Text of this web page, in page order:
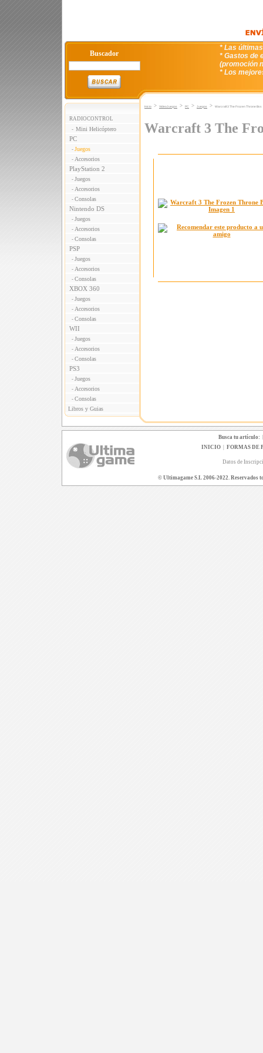
Buscador
* Las
* Gastos de
(promoción
* Los
RADIOCONTROL
- Mini Helicóptero
PC
- Juegos
- Accesorios
PlayStation 2
- Juegos
- Accesorios
- Consolas
Nintendo DS
- Juegos
- Accesorios
- Consolas
PSP
- Juegos
- Accesorios
- Consolas
XBOX 360
- Juegos
- Accesorios
- Consolas
WII
- Juegos
- Accesorios
- Consolas
PS3
- Juegos
- Accesorios
- Consolas
Libros y Guias
Inicio > VideoJuegos > PC > Juegos > Warcraft 3 The Frozen Throne Bss
Warcraft 3 The
Busca tu artículo:
INICIO| FORMAS DE
Datos de
© Ultimagame S.L 2006-2022. Reservados